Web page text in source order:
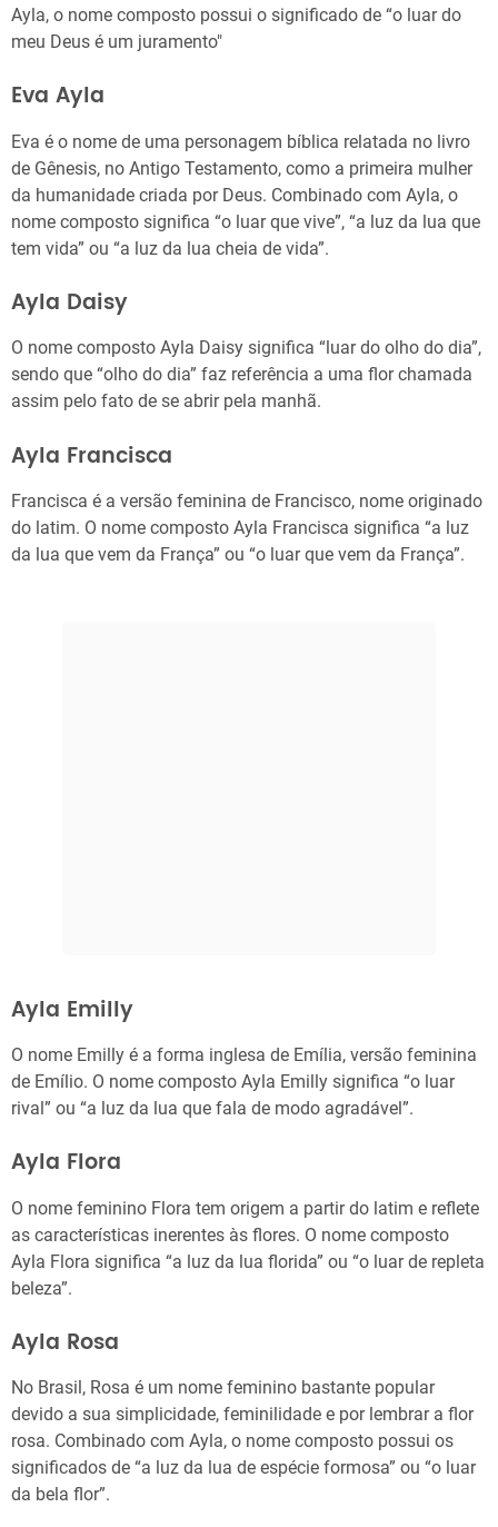
Ayla, o nome composto possui o significado de “o luar do
meu Deus é um juramento"
Eva Ayla
Eva é o nome de uma personagem bíblica relatada no livro
de Gênesis, no Antigo Testamento, como a primeira mulher
da humanidade criada por Deus. Combinado com Ayla, o
nome composto significa “o luar que vive”, “a luz da lua que
tem vida” ou “a luz da lua cheia de vida”.
Ayla Daisy
O nome composto Ayla Daisy significa “luar do olho do dia”,
sendo que “olho do dia” faz referência a uma flor chamada
assim pelo fato de se abrir pela manhã.
Ayla Francisca
Francisca é a versão feminina de Francisco, nome originado
do latim. O nome composto Ayla Francisca significa “a luz
da lua que vem da França” ou “o luar que vem da França”.
Ayla Emilly
O nome Emilly é a forma inglesa de Emília, versão feminina
de Emílio. O nome composto Ayla Emilly significa “o luar
rival” ou “a luz da lua que fala de modo agradável”.
Ayla Flora
O nome feminino Flora tem origem a partir do latim e reflete
as características inerentes às flores. O nome composto
Ayla Flora significa “a luz da lua florida” ou “o luar de repleta
beleza”.
Ayla Rosa
No Brasil, Rosa é um nome feminino bastante popular
devido a sua simplicidade, feminilidade e por lembrar a flor
rosa. Combinado com Ayla, o nome composto possui os
significados de “a luz da lua de espécie formosa” ou “o luar
da bela flor”.